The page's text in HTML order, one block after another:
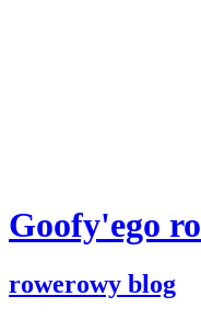
Goofy'ego
rowerowy blog